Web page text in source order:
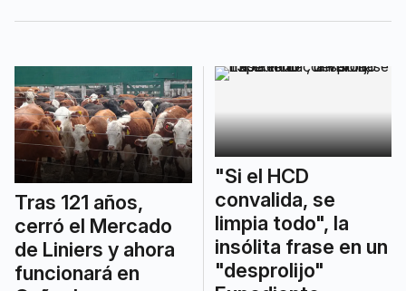
base de gente que paga.
Tras 121 años,
cerró el Mercado
de Liniers y ahora
funcionará en
"Si el HCD
convalida, se
limpia todo", la
insólita frase en un
"desprolijo"